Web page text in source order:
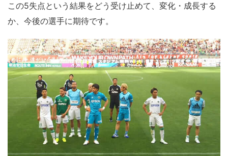
この5失点という結果をどう受け止めて、変化・成長する
か、今後の選手に期待です。